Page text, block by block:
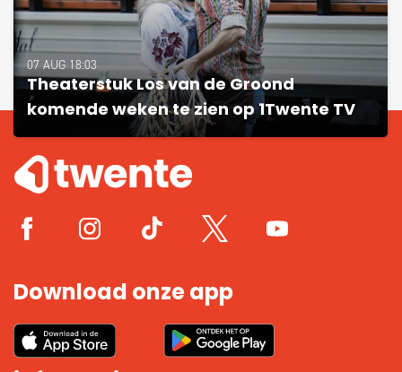
07 AUG 18:03
Theaterstuk Los van de Groond
komende weken te zien op 1Twente TV
Download onze app